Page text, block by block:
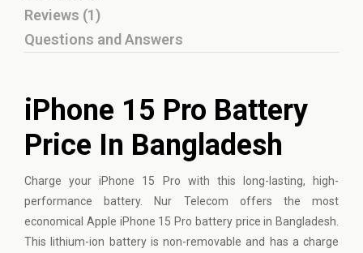
Reviews (1)
Questions and Answers
iPhone 15 Pro Battery
Price In Bangladesh
Charge your iPhone 15 Pro with this long-lasting, high-
performance battery. Nur Telecom offers the most
economical Apple iPhone 15 Pro battery price in Bangladesh.
This lithium-ion battery is non-removable and has a charge